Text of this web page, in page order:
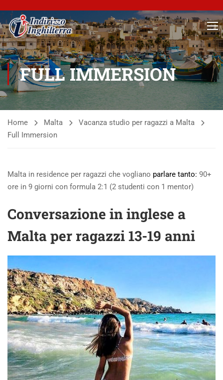
FULL IMMERSION
Home Malta
Vacanza studio per ragazzi a Malta
Full Immersion
Malta in residence per ragazzi che vogliano parlare tanto: 90+
ore in 9 giorni con formula 2:1 (2 studenti con 1 mentor)
Conversazione in inglese a
Malta per ragazzi 13-19 anni